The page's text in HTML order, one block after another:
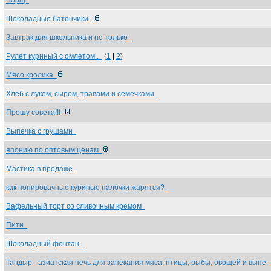
Шоколадные батончики.
Завтрак для школьника и не только
Рулет куриный с омлетом.. (1 2)
Мясо кролика
Хлеб с луком, сыром, травами и семечками
Прошу совета!!!
Выпечка с грушами
японию по оптовым ценам
Мастика в продаже
как понировачные куриные палочки жарятся?
Вафельный торт со сливочным кремом
Пити
Шоколадный фонтан
Тандыр - азиатская печь для запекания мяса, птицы, рыбы, овощей и выпе